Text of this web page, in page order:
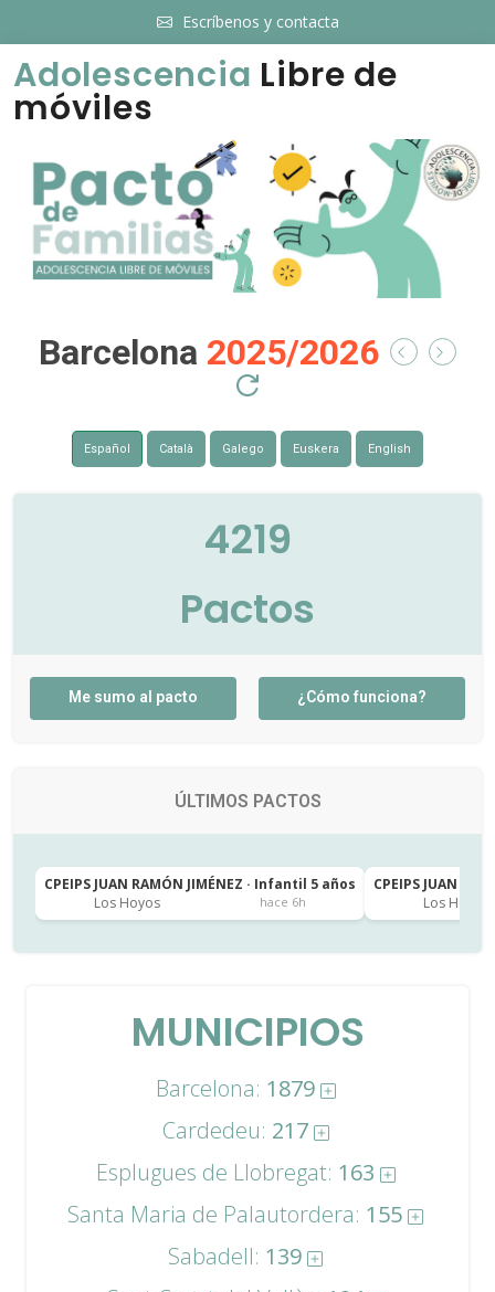
Escríbenos y contacta
Adolescencia Libre de
móviles
Barcelona 2025/2026
Español Català Galego Euskera English
4219
Pactos
Me sumo al pacto ¿Cómo funciona?
ÚLTIMOS PACTOS
CPEIPS JUAN RAMÓN JIMÉNEZ · Infantil 5 años
Los Hoyos
hace 6h
CPEIPS JUAN
Los Hoyos
MUNICIPIOS
Barcelona: 1879
Cardedeu: 217
Esplugues de Llobregat: 163
Santa Maria de Palautordera: 155
Sabadell: 139